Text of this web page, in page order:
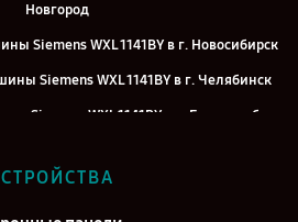
Новгород
Siemens WXL 1141BY в г. Новосибирск
Siemens WXL 1141BY в г. Челябинск
Siemens WXL 1141BY в г. Екатеринбург
Siemens WXL 1141BY в г. Воронеж